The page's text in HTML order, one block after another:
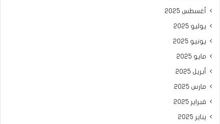
أغسطس 2025
يوليو 2025
يونيو 2025
مايو 2025
أبريل 2025
مارس 2025
فبراير 2025
يناير 2025